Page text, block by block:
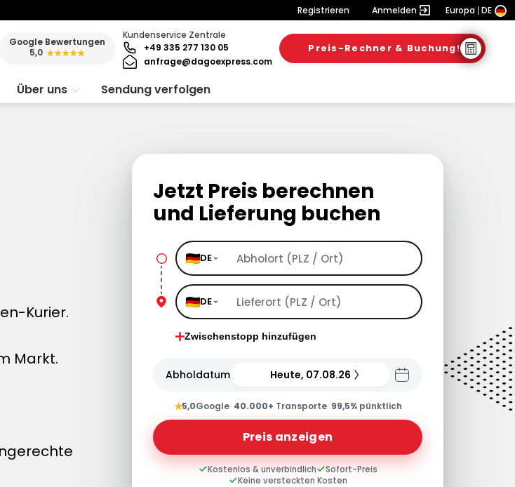
Registrieren Anmelden Europa DE
Google Bewertungen
5,0 ★★★★★
Kundenservice Zentrale
+49 335 277 130 05
anfrage@dagoexpress.com
Preis-Rechner & Buchung!
Über uns Sendung verfolgen
Kurier.
Markt.
Jetzt Preis berechnen
und Lieferung buchen
DE
DE
Zwischenstopp hinzufügen
Abholdatum Heute, 07.08.26
★5,0Google· 40.000+ Transporte· 99,5%pünktlich
Preis anzeigen
Kostenlos & unverbindlich
Sofort-Preis
Keine versteckten Kosten